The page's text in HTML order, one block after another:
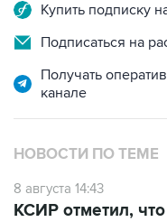
Купить подписку
Подписаться на
Получать
канале
НОВОСТИ ПО ТЕМЕ
8 августа 14:43
КСИР отметил,